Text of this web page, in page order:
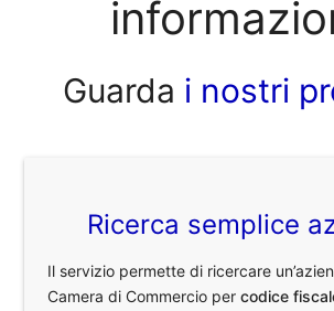
Guarda i nostri
Ricerca semplice
Il servizio permette di ricercare
Camera di Commercio percodice